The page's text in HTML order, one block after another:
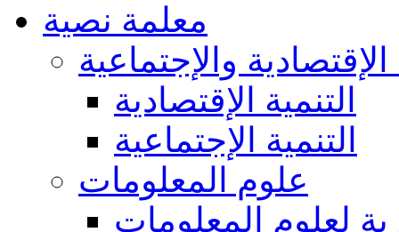
معلمة نصية
الإقتصادية والإجتماعية
التنمية الإقتصادية
التنمية الإجتماعية
علوم المعلومات
لعلوم المعلومات